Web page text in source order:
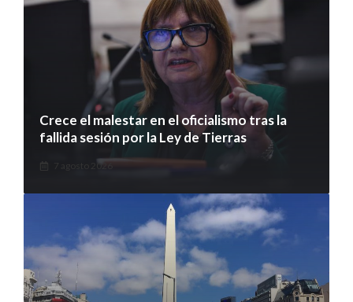
Crece el malestar en el oficialismo tras la
fallida sesión por la Ley de Tierras
7 agosto 2026